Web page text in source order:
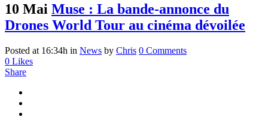
10 Mai Muse : La bande-annonce du
Drones World Tour au cinéma dévoilée
Posted at 16:34h in News by Chris 0 Comments
0 Likes
Share